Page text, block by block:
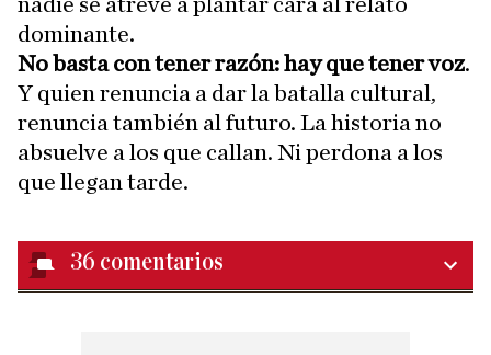
dominante.
No basta con tener razón: hay que tener voz.
Y quien renuncia a dar la batalla cultural,
renuncia también al futuro. La historia no
absuelve a los que callan. Ni perdona a los
que llegan tarde.
36 comentarios